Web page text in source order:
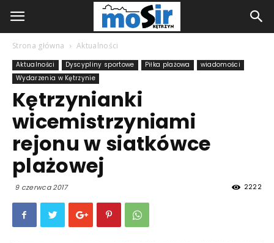
Strona główna Aktualności
Aktualności Dyscypliny sportowe Piłka plażowa
wiadomości
Wydarzenia w Kętrzynie
Kętrzynianki
wicemistrzyniami
rejonu w siatkówce
plażowej
9 czerwca 2017 2222